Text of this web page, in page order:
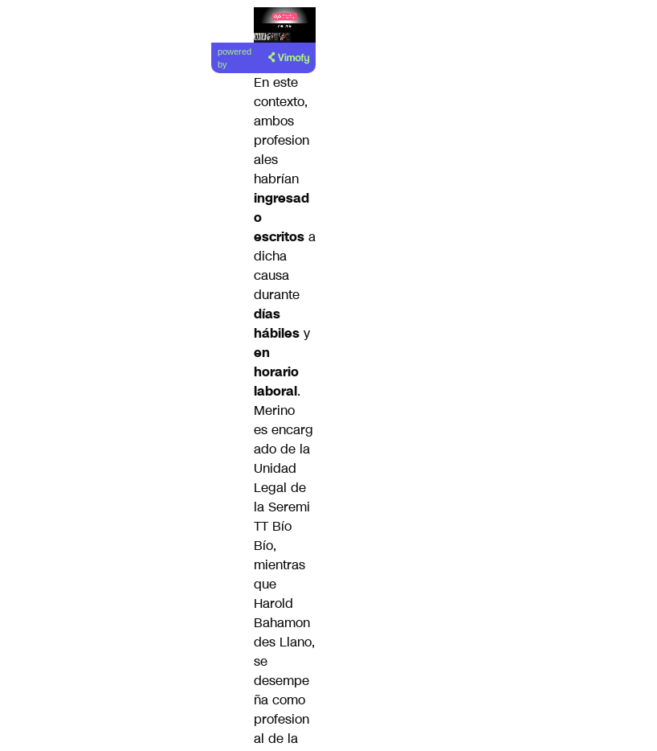
Lea el
artículo
powered
by
En este
contexto,
ambos
profesion
ales
habrían
ingresad
o
escritos a
dicha
causa
durante
días
hábiles y
en
horario
laboral.
Merino
es encarg
ado de la
Unidad
Legal de
la Seremi
TT Bío
Bío,
mientras
que
Harold
Bahamon
des Llano,
se
desempe
ña como
profesion
al de la